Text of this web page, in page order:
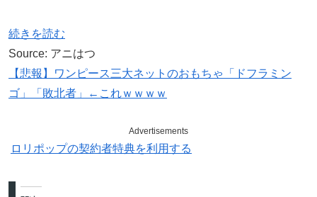
続きを読む
Source: アニはつ
【悲報】ワンピース三大ネットのおもちゃ「ドフラミン
ゴ」「敗北者」←これｗｗｗｗ
Advertisements
ロリポップの契約者特典を利用する